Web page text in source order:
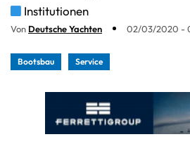
Institutionen
Von Deutsche Yachten 02/03/2020 -
Bootsbau Service